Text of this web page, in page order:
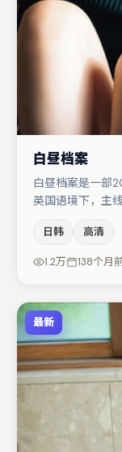
白昼档案
白昼档案是一部
英国语境下，主
中承担叙事驱动
悬疑调剂（视场
日韩 高清
1.2万 138个月
最新